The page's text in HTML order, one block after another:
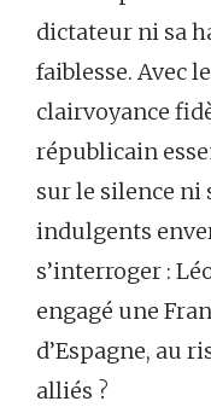
dictateur ni sa
faiblesse. Avec
clairvoyance
républicain
sur le silence ni
indulgents
s’interroger :
engagé une
d’Espagne, au
alliés ?